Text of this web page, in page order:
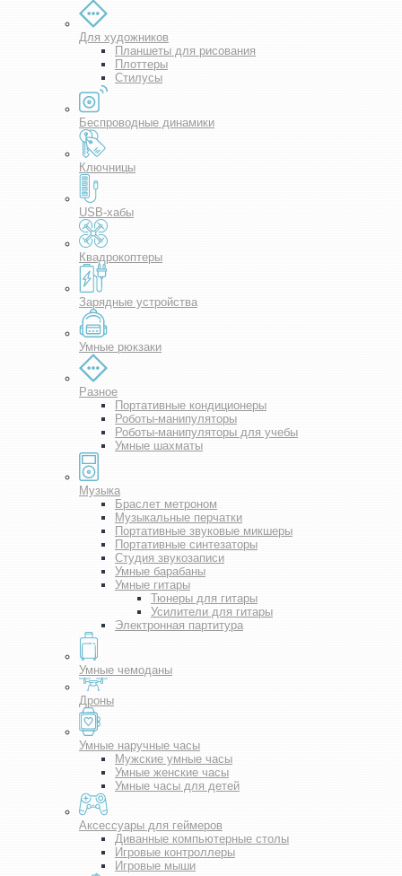
Для художников
Планшеты для рисования
Плоттеры
Стилусы
Беспроводные динамики
Ключницы
USB-хабы
Квадрокоптеры
Зарядные устройства
Умные рюкзаки
Разное
Портативные кондиционеры
Роботы-манипуляторы
Роботы-манипуляторы для учебы
Умные шахматы
Музыка
Браслет метроном
Музыкальные перчатки
Портативные звуковые микшеры
Портативные синтезаторы
Студия звукозаписи
Умные барабаны
Умные гитары
Тюнеры для гитары
Усилители для гитары
Электронная партитура
Умные чемоданы
Дроны
Умные наручные часы
Мужские умные часы
Умные женские часы
Умные часы для детей
Аксессуары для геймеров
Диванные компьютерные столы
Игровые контроллеры
Игровые мыши